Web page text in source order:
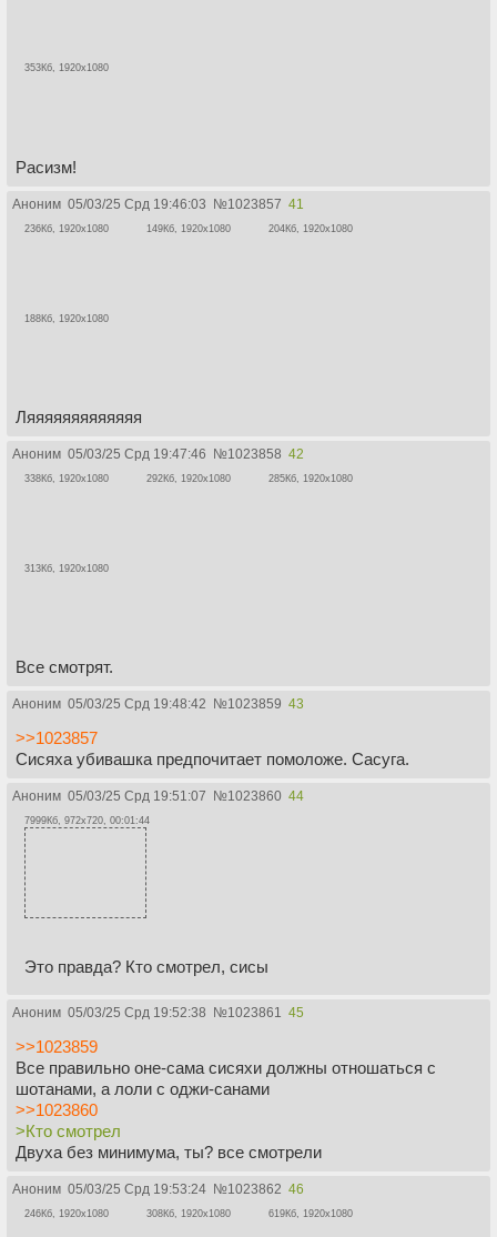
353Кб, 1920x1080
Расизм!
Аноним 05/03/25 Срд 19:46:03 №1023857 41
236Кб, 1920x1080 149Кб, 1920x1080 204Кб, 1920x1080
188Кб, 1920x1080
Ляяяяяяяяяяяяя
Аноним 05/03/25 Срд 19:47:46 №1023858 42
338Кб, 1920x1080 292Кб, 1920x1080 285Кб, 1920x1080
313Кб, 1920x1080
Все смотрят.
Аноним 05/03/25 Срд 19:48:42 №1023859 43
>>1023857
Сисяха убивашка предпочитает помоложе. Сасуга.
Аноним 05/03/25 Срд 19:51:07 №1023860 44
7999Кб, 972x720, 00:01:44
Это правда? Кто смотрел, сисы
Аноним 05/03/25 Срд 19:52:38 №1023861 45
>>1023859
Все правильно оне-сама сисяхи должны отношаться с
шотанами, а лоли с оджи-санами
>>1023860
>Кто смотрел
Двуха без минимума, ты? все смотрели
Аноним 05/03/25 Срд 19:53:24 №1023862 46
246Кб, 1920x1080 308Кб, 1920x1080 619Кб, 1920x1080